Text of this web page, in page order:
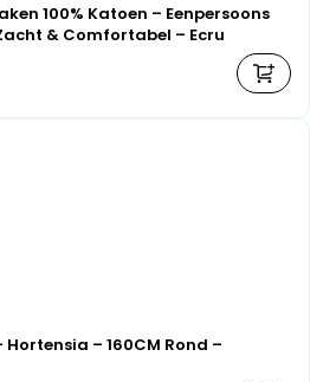
100% Katoen – Eenpersoons
& Comfortabel – Ecru
– 160CM Rond –